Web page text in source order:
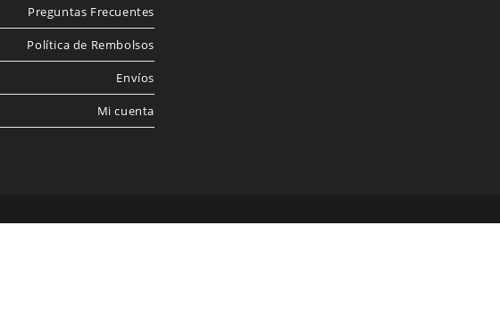
Preguntas Frecuentes
Política de Rembolsos
Envíos
Mi cuenta